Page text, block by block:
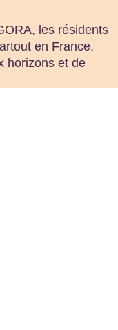
les résidents
en France.
horizons et de